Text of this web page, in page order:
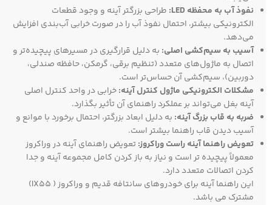
نفوذ آب به محفظه LED:
طراحی بزرگتر آینه و وجود قطعات
الکترونیکی بیشتر، احتمال نفوذ آب را در صورت خرابی آب‌بندی افزایش
می‌دهد.
آسیب به سیم‌کشی اصلی: به دلیل قرارگیری در مسیرهای پیچیده‌تر و
اتصال به ماژول‌های متعدد (تنظیم برقی، گرمکن، حافظه صندلی،
دوربین)، سیم‌کشی آن حساس‌تر است.
مشکلات الکترونیکی ماژول کنترل آینه:خرابی در واحد کنترل اصلی
آینه بغل می‌تواند بر عملکرد راهنمای آن تأثیر بگذارد.
ضربه به قاب بزرگ آینه: به دلیل ابعاد بزرگتر، احتمال برخورد با موانع و
آسیب دیدن قاب راهنما بیشتر است.
تعویض راهنما آینه راست وراکروز:تعویض راهنمای آینه در وراکروز
معمولاً پیچیده‌ تر است و نیاز به باز کردن کامل مجموعه آینه و جدا
کردن اتصالات متعدد دارد.
این راهنما آینه برای خودروهای سانتافه قدیم و وراکروز ( IX55)
مشترک می باشد.